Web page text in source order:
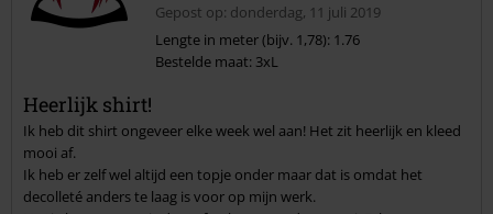
Commentaar versturen
Gepost op: donderdag, 11 juli 2019
Lengte in meter (bijv. 1,78): 1.76
Bestelde maat: 3xL
Heerlijk shirt!
Ik heb dit shirt ongeveer elke week wel aan! Het zit heerlijk en kleed
mooi af.
Ik heb er zelf wel altijd een topje onder maar dat is omdat het
decolleté anders te laag is voor op mijn werk.